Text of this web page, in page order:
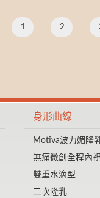
1 2
身形曲線
Motiva波力媚隆
無痛微創全程內
雙重水滴型
二次隆乳